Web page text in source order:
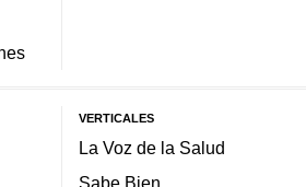
VERTICALES
La Voz de la Salud
Sabe Bien